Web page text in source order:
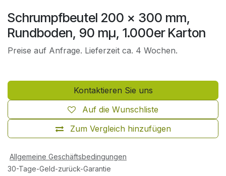
Schrumpfbeutel 200 x 300 mm,
Rundboden, 90 mµ, 1.000er Karton
Preise auf Anfrage. Lieferzeit ca. 4 Wochen.
Kontaktieren Sie uns
Zum Vergleich hinzufügen
Auf die Wunschliste
Allgemeine Geschäftsbedingungen
30-Tage-Geld-zurück-Garantie